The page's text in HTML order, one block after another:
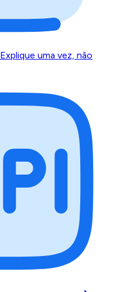
Explique uma vez, não